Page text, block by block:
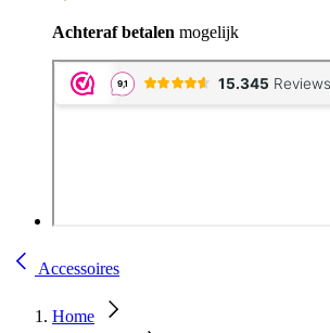
Achteraf betalen mogelijk
Accessoires
Home